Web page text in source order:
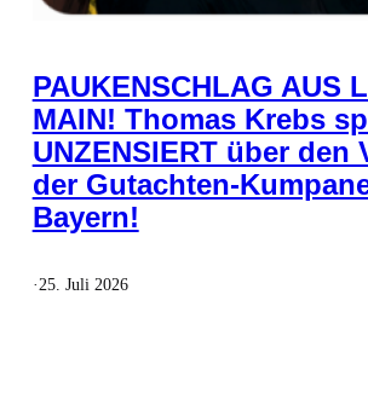
PAUKENSCHLAG AUS
MAIN! Thomas Krebs
UNZENSIERT über den
der Gutachten-
Bayern!
· 25. Juli 2026